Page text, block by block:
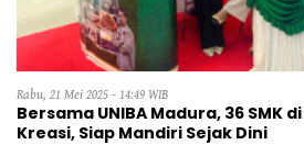
Rabu, 21 Mei 2025 - 14:49 WIB
Bersama UNIBA Madura, 36 SMK
Kreasi, Siap Mandiri Sejak Dini